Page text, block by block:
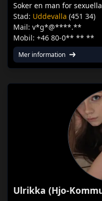
Soker en man for
Stad: Uddevalla (451 34)
Mail: v*g*@****.**
Mobil: +46 80-0** ** **
Mer information
Ulrikka (Hjo-